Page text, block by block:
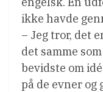
ikke havde
– Jeg tror, det
det samme
bevidste om
på de evner og